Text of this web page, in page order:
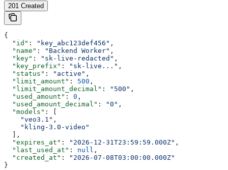
201 Created
{
  "id"
: "key_abc123def456" ,
  "name"
: "Backend Worker" ,
  "key"
: "sk-live-redacted" ,
  "key_prefix"
: "sk-live..." ,
  "status"
: "active" ,
  "limit_amount"
: 500 ,
  "limit_amount_decimal"
: "500" ,
  "used_amount"
: 0 ,
  "used_amount_decimal"
: "0" ,
  "models"
: [
    "veo3.1"
,
    "kling-3.0-video"
  ],
  "expires_at"
: "2026-12-31T23:59:59.000Z" ,
  "last_used_at"
: null ,
  "created_at"
:
"2026-07-08T03:00:00.000Z"
}